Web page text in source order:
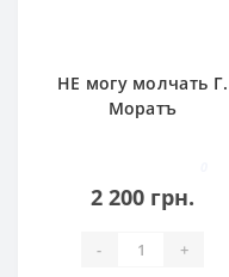
НЕ могу молчать Г.
Моратъ
2 200 грн.
- +